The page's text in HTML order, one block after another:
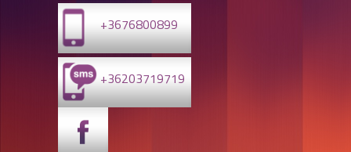
+3676800899
+36203719719